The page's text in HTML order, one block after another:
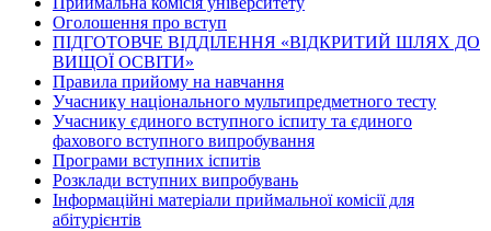
Оголошення про вступ
ПІДГОТОВЧЕ ВІДДІЛЕННЯ «ВІДКРИТИЙ ШЛЯХ ДО
ВИЩОЇ ОСВІТИ»
Правила прийому на навчання
Учаснику національного мультипредметного тесту
Учаснику єдиного вступного іспиту та єдиного
фахового вступного випробування
Програми вступних іспитів
Розклади вступних випробувань
Інформаційні матеріали приймальної комісії для
абітурієнтів